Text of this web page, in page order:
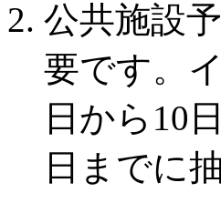
公共施設
要です。
日から10
日までに